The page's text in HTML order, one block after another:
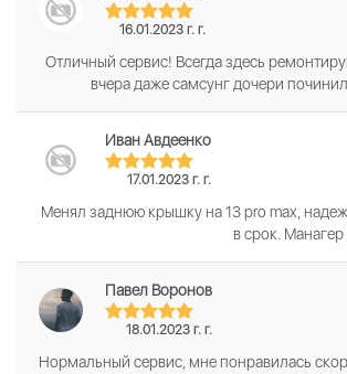
16.01.2023 г. г.
Отличный сервис! Всегда здесь
вчера даже самсунг дочери
Иван Авдеенко
17.01.2023 г. г.
Менял заднюю крышку на 13 pro max,
в срок.
Павел Воронов
18.01.2023 г. г.
Нормальный сервис, мне понравилась